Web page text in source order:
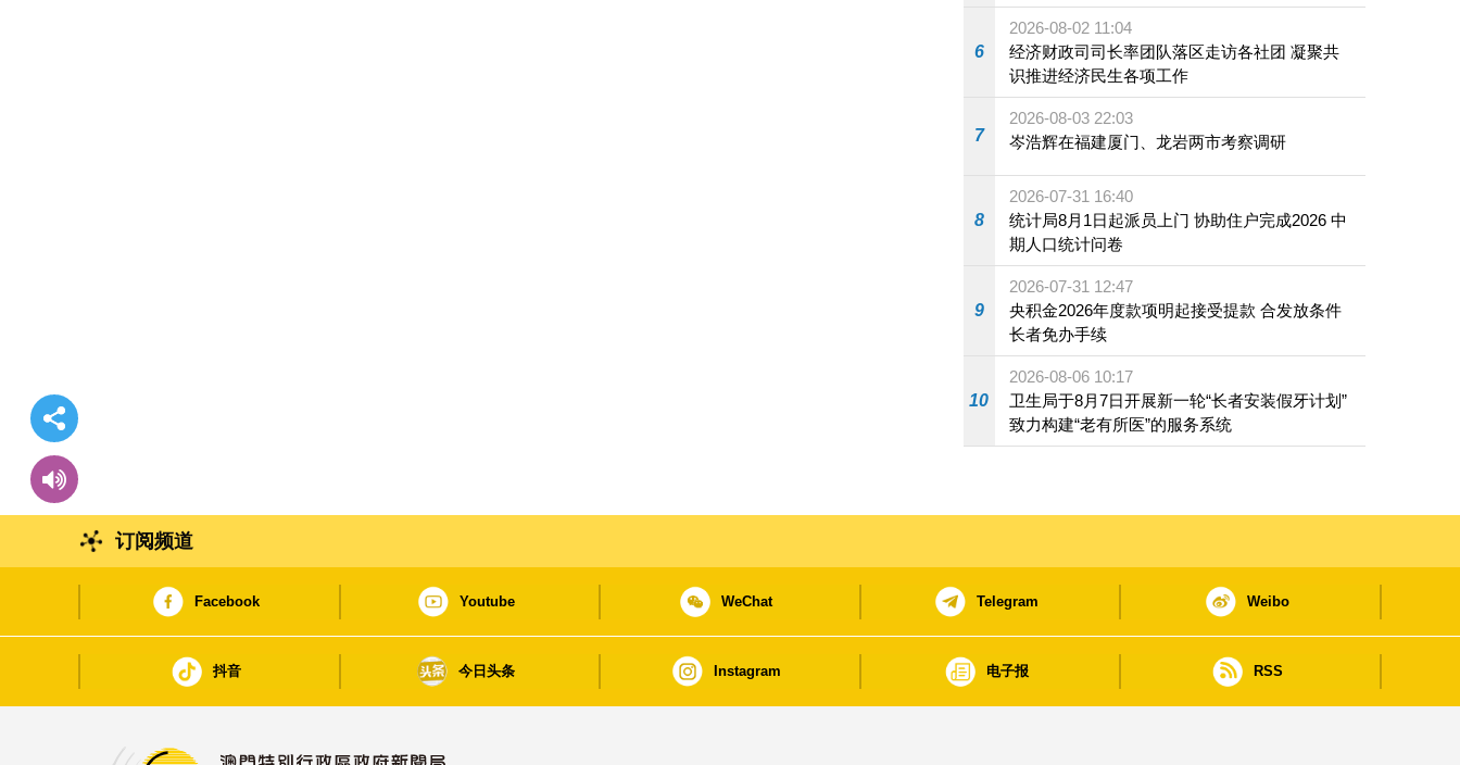
施
6
2026-08-02 11:04
经济财政司司长率团队落区走访各社团 凝聚共
识推进经济民生各项工作
7
2026-08-03 22:03
岑浩辉在福建厦门、龙岩两市考察调研
8
2026-07-31 16:40
统计局8月1日起派员上门 协助住户完成2026 中
期人口统计问卷
9
2026-07-31 12:47
央积金2026年度款项明起接受提款 合发放条件
长者免办手续
10
2026-08-06 10:17
卫生局于8月7日开展新一轮“长者安装假牙计划”
致力构建“老有所医”的服务系统
订阅频道
Facebook Youtube WeChat Telegram Weibo
抖音 今日头条 Instagram 电子报 RSS